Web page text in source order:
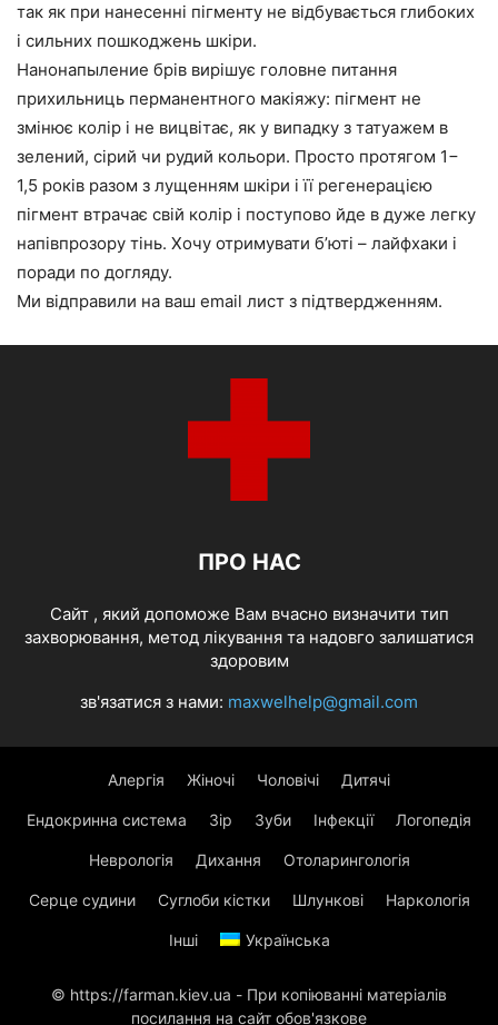
так як при нанесенні пігменту не відбувається глибоких
і сильних пошкоджень шкіри.
Нанонапыление брів вирішує головне питання
прихильниць перманентного макіяжу: пігмент не
змінює колір і не вицвітає, як у випадку з татуажем в
зелений, сірий чи рудий кольори. Просто протягом 1−
1,5 років разом з лущенням шкіри і її регенерацією
пігмент втрачає свій колір і поступово йде в дуже легку
напівпрозору тінь. Хочу отримувати б’юті – лайфхаки і
поради по догляду.
Ми відправили на ваш email лист з підтвердженням.
ПРО НАС
Cайт , який допоможе Вам вчасно визначити тип
захворювання, метод лікування та надовго залишатися
здоровим
зв'язатися з нами: maxwelhelp@gmail.com
Алергія Жіночі Чоловічі Дитячі
Ендокринна система Зір Зуби Інфекції Логопедія
Неврологія Дихання Отоларингологія
Серце судини Суглоби кістки Шлункові Наркологія
Інші Українська
© https://farman.kiev.ua - При копіюванні матеріалів
посилання на сайт обов'язкове